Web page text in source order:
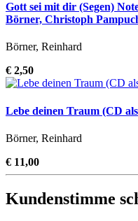
Gott sei mit dir (Segen)
Börner, Christoph
Börner, Reinhard
€ 2,50
Lebe deinen Traum (CD
Börner, Reinhard
€ 11,00
Kundenstimme